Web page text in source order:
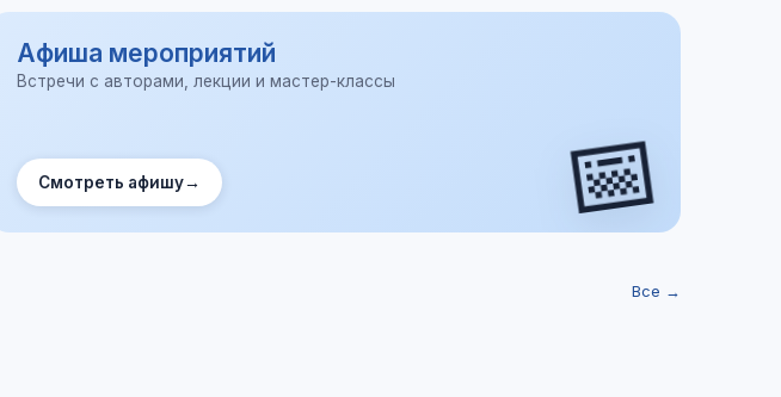
Афиша мероприятий
Встречи с авторами, лекции и мастер-классы
Смотреть афишу→ 📅
Все →